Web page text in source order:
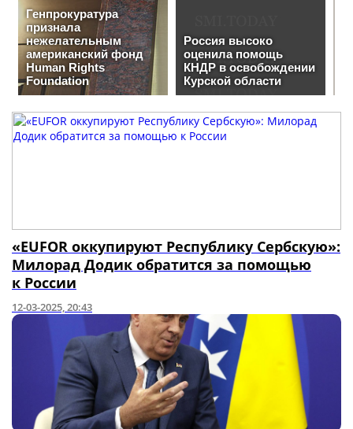
«EUFOR оккупируют Республику Сербскую»:
Милорад Додик обратится за помощью
к России
12-03-2025, 20:43